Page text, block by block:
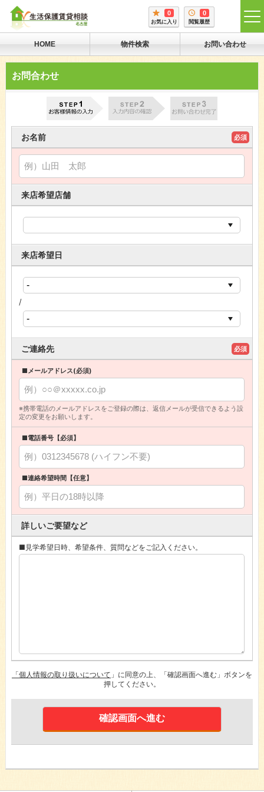
0
お気に入り
0
閲覧履歴
HOME 物件検索 お問い合わせ
お問合わせ
お名前 必須
来店希望店舗
来店希望日
/
ご連絡先 必須
■メールアドレス(必須)
※携帯電話のメールアドレスをご登録の際は、返信メールが受信できるよう設
定の変更をお願いします。
■電話番号【必須】
■連絡希望時間【任意】
詳しいご要望など
■見学希望日時、希望条件、質問などをご記入ください。
「個人情報の取り扱いについて 」に同意の上、「確認画面へ進む」ボタンを
押してください。